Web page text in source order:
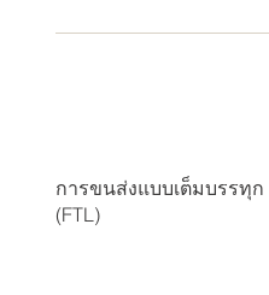
การขนส่งแบบเต็มบรรทุก
(FTL)